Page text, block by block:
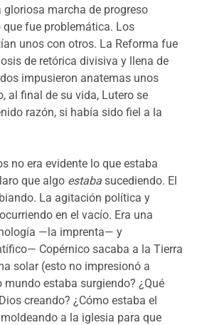
marcha de progreso
fue problemática. Los
unos con otros. La Reforma fue
de retórica divisiva y llena de
impusieron anatemas unos
al final de su vida, Lutero se
razón, si había sido fiel a la
no era evidente lo que estaba
que algo estaba sucediendo. El
La agitación política y
en el vacío. Era una
—la imprenta— y
Copérnico sacaba a la Tierra
solar (esto no impresionó a
mundo estaba surgiendo? ¿Qué
creando? ¿Cómo estaba el
a la iglesia para que